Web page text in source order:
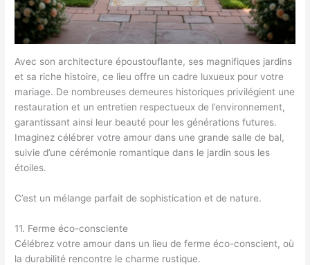
Avec son architecture époustouflante, ses magnifiques jardins
et sa riche histoire, ce lieu offre un cadre luxueux pour votre
mariage. De nombreuses demeures historiques privilégient une
restauration et un entretien respectueux de l’environnement,
garantissant ainsi leur beauté pour les générations futures.
Imaginez célébrer votre amour dans une grande salle de bal,
suivie d’une cérémonie romantique dans le jardin sous les
étoiles.
C’est un mélange parfait de sophistication et de nature.
11. Ferme éco-consciente
Célébrez votre amour dans un lieu de ferme éco-conscient, où
la durabilité rencontre le charme rustique.